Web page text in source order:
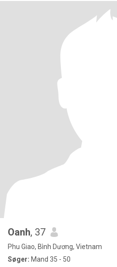
Oanh, 37
Phu Giao, Bình Dương, Vietnam
Søger: Mand 35 - 50